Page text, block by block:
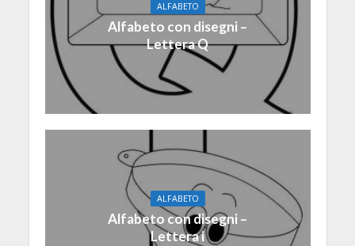
ALFABETO
Alfabeto con disegni –
Lettera Q
ALFABETO
Alfabeto con disegni –
Lettera i